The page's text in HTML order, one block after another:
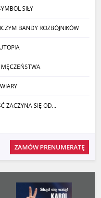
SIŁY
BANDY ROZBÓJNIKÓW
ZACZYNA SIĘ OD...
ZAMÓW PRENUMERATĘ